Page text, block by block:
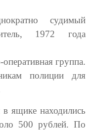
судимый
1972 года
группа.
полиции для
ящике находились
500 рублей. По